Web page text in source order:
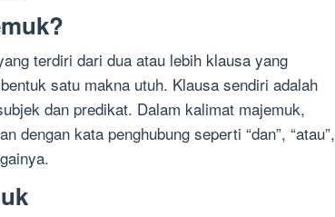
terdiri dari dua atau lebih klausa yang
satu makna utuh. Klausa sendiri adalah
dan predikat. Dalam kalimat majemuk,
dengan kata penghubung seperti “dan”, “atau”,